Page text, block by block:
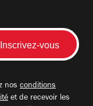
nos conditions
et de recevoir les